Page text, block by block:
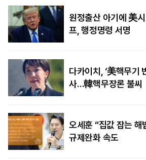
원정출산 아기에 美
프, 행정명령 서명
다카이치, ‘美핵무기
사…韓핵무장론 불씨
오세훈 “집값 잡는 해
규제완화 속도